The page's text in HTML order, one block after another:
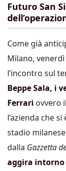
Futuro San
Come già
Milano,
l’incontro sul
Beppe Sala, i
Ferrari ovvero
l’azienda che
stadio
dalla Gazzetta
aggira intorno